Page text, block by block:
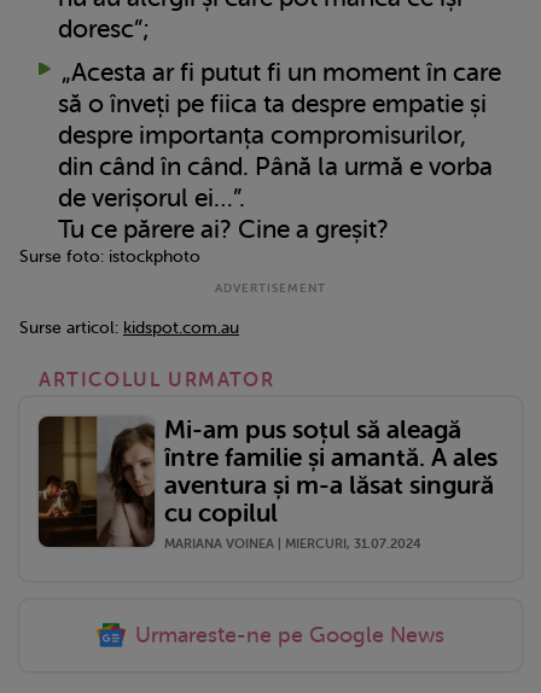
doresc”;
„Acesta ar fi putut fi un moment în care
să o înveți pe fiica ta despre empatie și
despre importanța compromisurilor,
din când în când. Până la urmă e vorba
de verișorul ei…”.
Tu ce părere ai? Cine a greșit?
Surse foto: istockphoto
Surse articol: kidspot.com.au
ARTICOLUL URMATOR
Mi-am pus soțul să aleagă
între familie și amantă. A ales
aventura și m-a lăsat singură
cu copilul
MARIANA VOINEA | MIERCURI, 31.07.2024
Urmareste-ne pe Google News